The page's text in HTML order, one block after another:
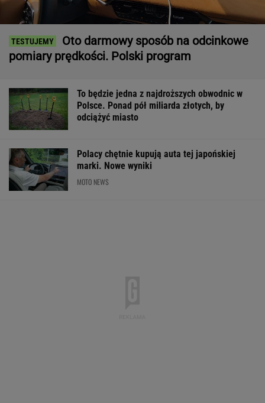
Oto darmowy sposób na odcinkowe
pomiary prędkości. Polski program
To będzie jedna z najdroższych obwodnic w
Polsce. Ponad pół miliarda złotych, by
odciążyć miasto
Polacy chętnie kupują auta tej japońskiej
marki. Nowe wyniki
MOTO NEWS